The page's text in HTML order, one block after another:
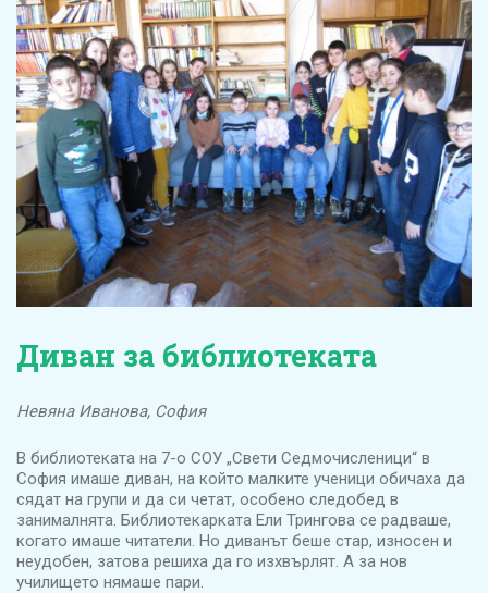
Диван за библиотеката
Невяна Иванова, София
В библиотеката на 7-о СОУ „Свети Седмочисленици“ в
София имаше диван, на който малките ученици обичаха да
сядат на групи и да си четат, особено следобед в
занималнята. Библиотекарката Ели Трингова се радваше,
когато имаше читатели. Но диванът беше стар, износен и
неудобен, затова решиха да го изхвърлят. А за нов
училището нямаше пари.